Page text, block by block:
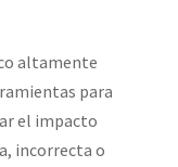
altamente
para
el impacto
incorrecta o